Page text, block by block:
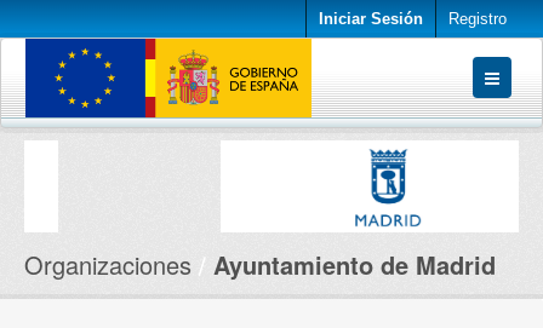
Iniciar Sesión Registro
Conjuntos de datos
Organizaciones Ayuntamiento de Madrid